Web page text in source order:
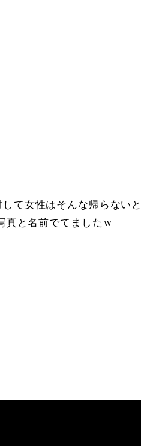
て女性はそんな帰らない
真と名前でてましたｗ